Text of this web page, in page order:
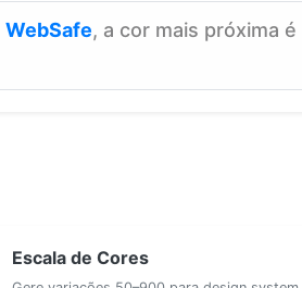
WebSafe, a cor mais próxima é
Escala de Cores